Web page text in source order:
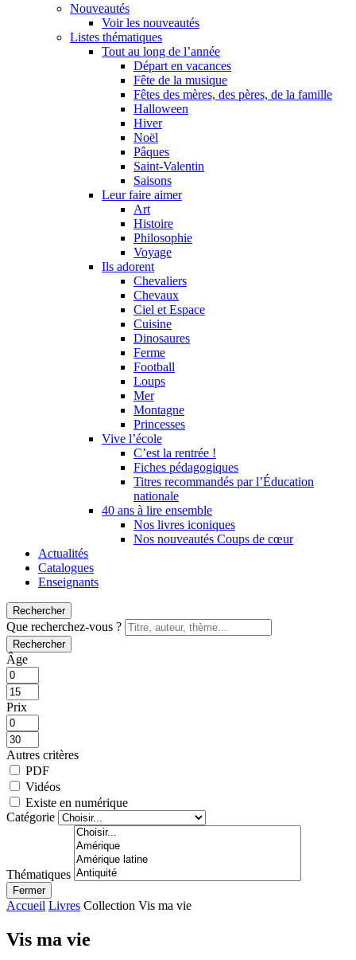
Nouveautés
Voir les nouveautés
Listes thématiques
Tout au long de l’année
Départ en vacances
Fête de la musique
Fêtes des mères, des pères, de la famille
Halloween
Hiver
Noël
Pâques
Saint-Valentin
Saisons
Leur faire aimer
Art
Histoire
Philosophie
Voyage
Ils adorent
Chevaliers
Chevaux
Ciel et Espace
Cuisine
Dinosaures
Ferme
Football
Loups
Mer
Montagne
Princesses
Vive l’école
C’est la rentrée !
Fiches pédagogiques
Titres recommandés par l’Éducation
nationale
40 ans à lire ensemble
Nos livres iconiques
Nos nouveautés Coups de cœur
Actualités
Catalogues
Enseignants
Rechercher
Que recherchez-vous ?
Rechercher
Âge
Prix
Autres critères
PDF
Vidéos
Existe en numérique
Catégorie
Thématiques
Fermer
Accueil Livres Collection Vis ma vie
Vis ma vie